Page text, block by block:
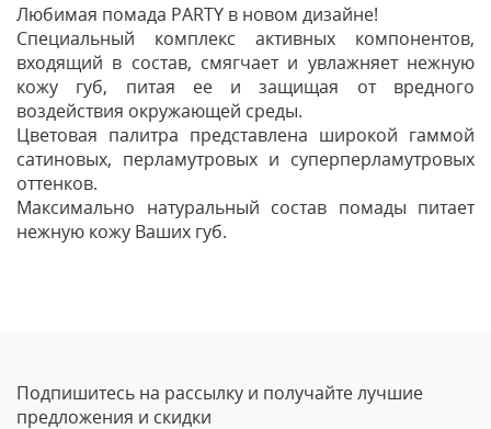
Любимая помада PARTY в новом дизайне!
Специальный комплекс активных компонентов,
входящий в состав, смягчает и увлажняет нежную
кожу губ, питая ее и защищая от вредного
воздействия окружающей среды.
Цветовая палитра представлена широкой гаммой
сатиновых, перламутровых и суперперламутровых
оттенков.
Максимально натуральный состав помады питает
нежную кожу Ваших губ.
Ваше Имя
Подпишитесь на рассылку и получайте лучшие
предложения и скидки